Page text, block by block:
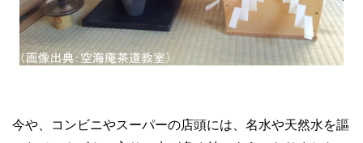
今や、コンビニやスーパーの店頭には、名水や天然水を謳